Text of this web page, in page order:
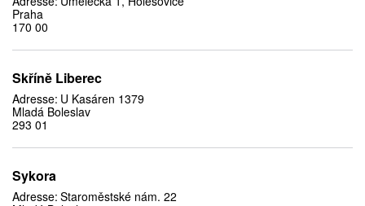
Praha
170 00
Skříně Liberec
Adresse: U Kasáren 1379
Mladá Boleslav
293 01
Sykora
Adresse: Staroměstské nám. 22